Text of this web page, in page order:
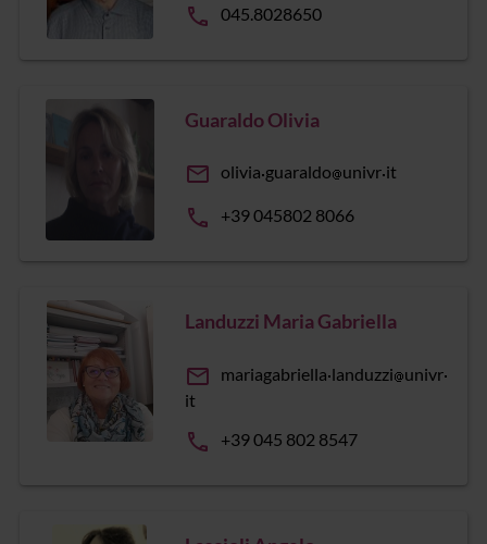
phone 045.8028650
Guaraldo Olivia
email olivia guaraldo univr it
phone +39 045802 8066
Landuzzi Maria Gabriella
email mariagabriella landuzzi
univr
it
phone +39 045 802 8547